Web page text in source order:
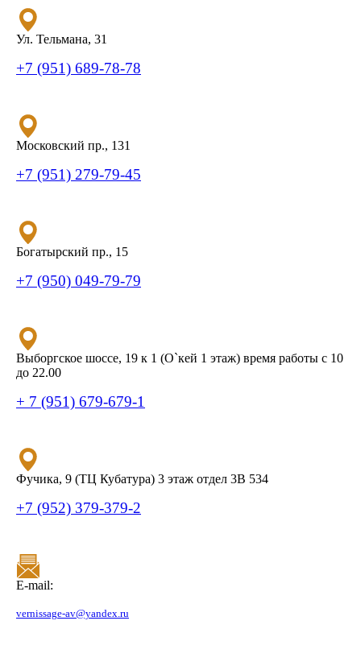
Ул. Тельмана, 31
+7 (951) 689-78-78
Московский пр., 131
+7 (951) 279-79-45
Богатырский пр., 15
+7 (950) 049-79-79
Выборгское шоссе, 19 к 1 (О`кей 1 этаж) время работы с 10
до 22.00
+ 7 (951) 679-679-1
Фучика, 9 (ТЦ Кубатура) 3 этаж отдел 3В 534
+7 (952) 379-379-2
E-mail:
vernissage-av@yandex.ru